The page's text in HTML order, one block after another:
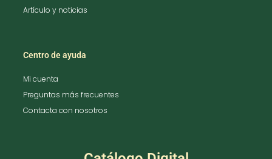
Artículo y noticias
Centro de ayuda
Mi cuenta
Preguntas más frecuentes
Contacta con nosotros